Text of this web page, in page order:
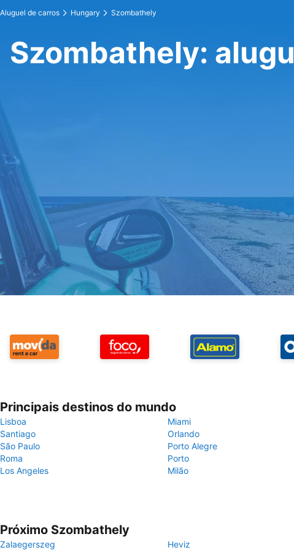
Aluguel de carros Hungary Szombathely
Szombathely:
Principais destinos do mundo
Lisboa
Miami
Santiago
Orlando
São Paulo
Porto Alegre
Roma
Porto
Los Angeles
Milão
Próximo Szombathely
Zalaegerszeg Heviz